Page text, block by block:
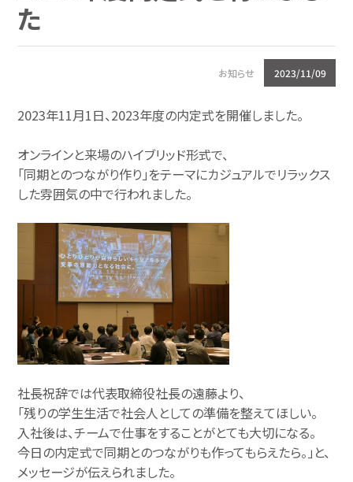
た
お知らせ 2023/11/09
2023年11月1日、2023年度の内定式を開催しました。
オンラインと来場のハイブリッド形式で、
「同期とのつながり作り」をテーマにカジュアルでリラックス
した雰囲気の中で行われました。
社長祝辞では代表取締役社長の遠藤より、
「残りの学生生活で社会人としての準備を整えてほしい。
入社後は、チームで仕事をすることがとても大切になる。
今日の内定式で同期とのつながりも作ってもらえたら。」と、
メッセージが伝えられました。